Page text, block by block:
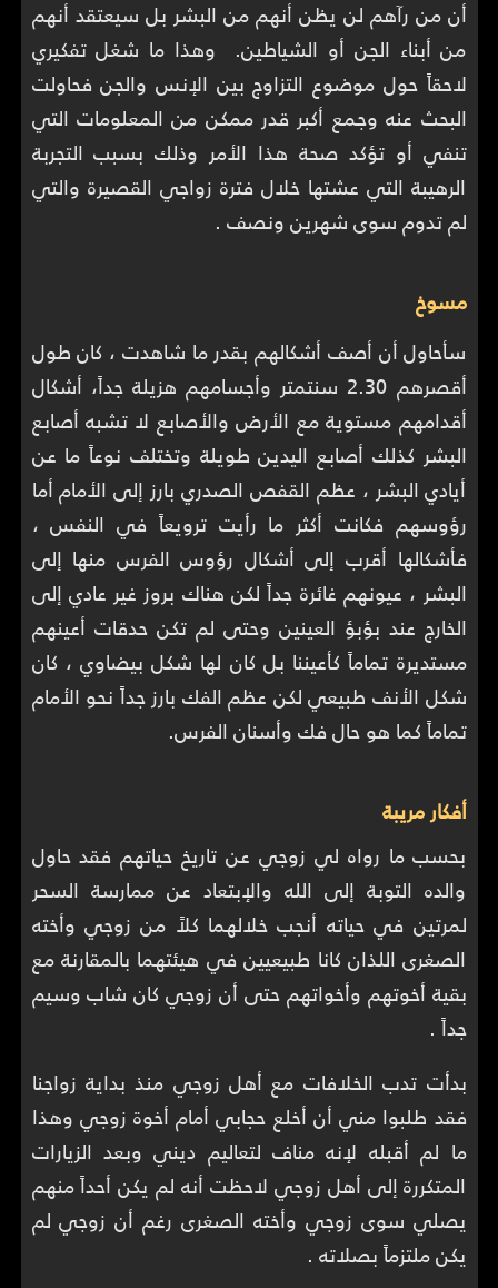
أن من رآهم لن يظن أنهم من البشر بل سيعتقد أنهم
من أبناء الجن أو الشياطين. وهذا ما شغل تفكيري
لاحقاً حول موضوع التزاوج بين الإنس والجن فحاولت
البحث عنه وجمع أكبر قدر ممكن من المعلومات التي
تنفي أو تؤكد صحة هذا الأمر وذلك بسبب التجربة
الرهيبة التي عشتها خلال فترة زواجي القصيرة والتي
لم تدوم سوى شهرين ونصف .
مسوخ
سأحاول أن أصف أشكالهم بقدر ما شاهدت ، كان طول
أقصرهم 2.30 سنتمتر وأجسامهم هزيلة جداً، أشكال
أقدامهم مستوية مع الأرض والأصابع لا تشبه أصابع
البشر كذلك أصابع اليدين طويلة وتختلف نوعاً ما عن
أيادي البشر ، عظم القفص الصدري بارز إلى الأمام أما
رؤوسهم فكانت أكثر ما رأيت ترويعاً في النفس ،
فأشكالها أقرب إلى أشكال رؤوس الفرس منها إلى
البشر ، عيونهم غائرة جداً لكن هناك بروز غير عادي إلى
الخارج عند بؤبؤ العينين وحتى لم تكن حدقات أعينهم
مستديرة تماماً كأعيننا بل كان لها شكل بيضاوي ، كان
شكل الأنف طبيعي لكن عظم الفك بارز جداً نحو الأمام
تماماً كما هو حال فك وأسنان الفرس.
أفكار مريبة
بحسب ما رواه لي زوجي عن تاريخ حياتهم فقد حاول
والده التوبة إلى الله والإبتعاد عن ممارسة السحر
لمرتين في حياته أنجب خلالهما كلاً من زوجي وأخته
الصغرى اللذان كانا طبيعيين في هيئتهما بالمقارنة مع
بقية أخوتهم وأخواتهم حتى أن زوجي كان شاب وسيم
جداً .
بدأت تدب الخلافات مع أهل زوجي منذ بداية زواجنا
فقد طلبوا مني أن أخلع حجابي أمام أخوة زوجي وهذا
ما لم أقبله لإنه مناف لتعاليم ديني وبعد الزيارات
المتكررة إلى أهل زوجي لاحظت أنه لم يكن أحداً منهم
يصلي سوى زوجي وأخته الصغرى رغم أن زوجي لم
يكن ملتزماً بصلاته .